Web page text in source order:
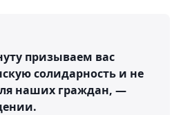
призываем вас
солидарность и не
наших граждан, —